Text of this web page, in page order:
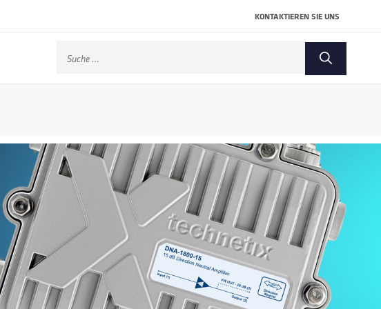
KONTAKTIEREN SIE UNS
Suche